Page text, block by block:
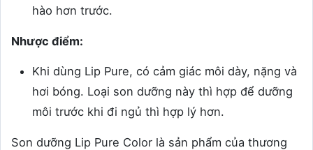
hào hơn trước.
Nhược điểm:
Khi dùng Lip Pure, có cảm giác môi dày, nặng và
hơi bóng. Loại son dưỡng này thì hợp để dưỡng
môi trước khi đi ngủ thì hợp lý hơn.
Son dưỡng Lip Pure Color là sản phẩm của thương